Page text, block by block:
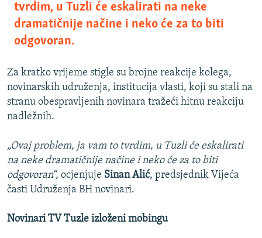
tvrdim, u Tuzli će eskalirati na neke
dramatičnije načine i neko će za to biti
odgovoran.
Za kratko vrijeme stigle su brojne reakcije kolega,
novinarskih udruženja, institucija vlasti, koji su stali na
stranu obespravljenih novinara tražeći hitnu reakciju
nadležnih.
„Ovaj problem, ja vam to tvrdim, u Tuzli će eskalirati
na neke dramatičnije načine i neko će za to biti
odgovoran“, ocjenjuje Sinan Alić, predsjednik Vijeća
časti Udruženja BH novinari.
Novinari TV Tuzle izloženi mobingu